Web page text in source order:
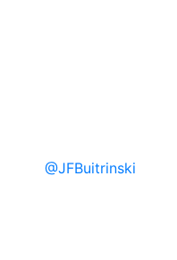
@JFBuitrinski